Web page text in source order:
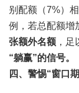
别配额（7%）
例，若总配额增
张额外名额 ，
“躺赢”的信号。
四、警惕“窗口